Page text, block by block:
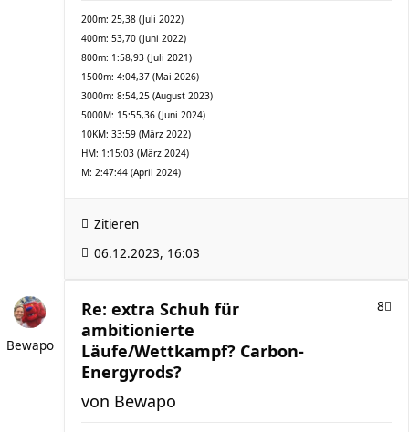
200m: 25,38 (Juli 2022)
400m: 53,70 (Juni 2022)
800m: 1:58,93 (Juli 2021)
1500m: 4:04,37 (Mai 2026)
3000m: 8:54,25 (August 2023)
5000M: 15:55,36 (Juni 2024)
10KM: 33:59 (März 2022)
HM: 1:15:03 (März 2024)
M: 2:47:44 (April 2024)
Zitieren
06.12.2023, 16:03
Bewapo
Re: extra Schuh für
ambitionierte
Läufe/Wettkampf? Carbon-
Energyrods?
8
von Bewapo